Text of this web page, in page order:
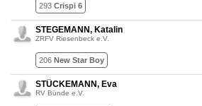
293 Crispi 6
STEGEMANN, Katalin
ZRFV Riesenbeck e.V.
206 New Star Boy
STÜCKEMANN, Eva
RV Bünde e.V.